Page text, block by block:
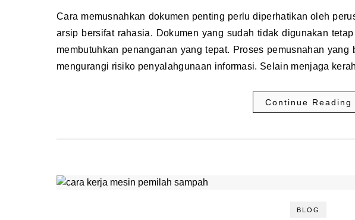
Cara memusnahkan dokumen penting perlu diperhatikan oleh perusahaan, kantor, maupun individu yang memiliki
arsip bersifat rahasia. Dokumen yang sudah tidak digunakan
membutuhkan penanganan yang tepat. Proses pemusnahan
mengurangi risiko penyalahgunaan informasi. Selain menjaga
Continue Reading
BLOG